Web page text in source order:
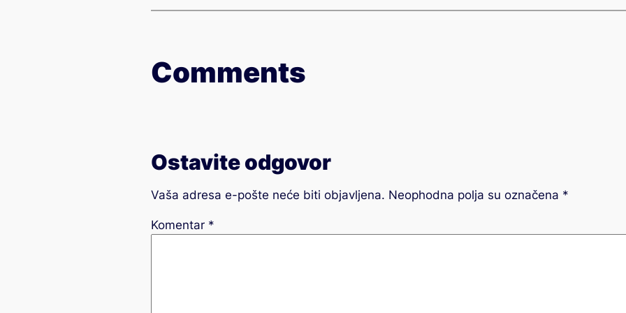
Comments
Ostavite odgovor
Vaša adresa e-pošte neće biti objavljena. Neophodna polja su označena *
Komentar *